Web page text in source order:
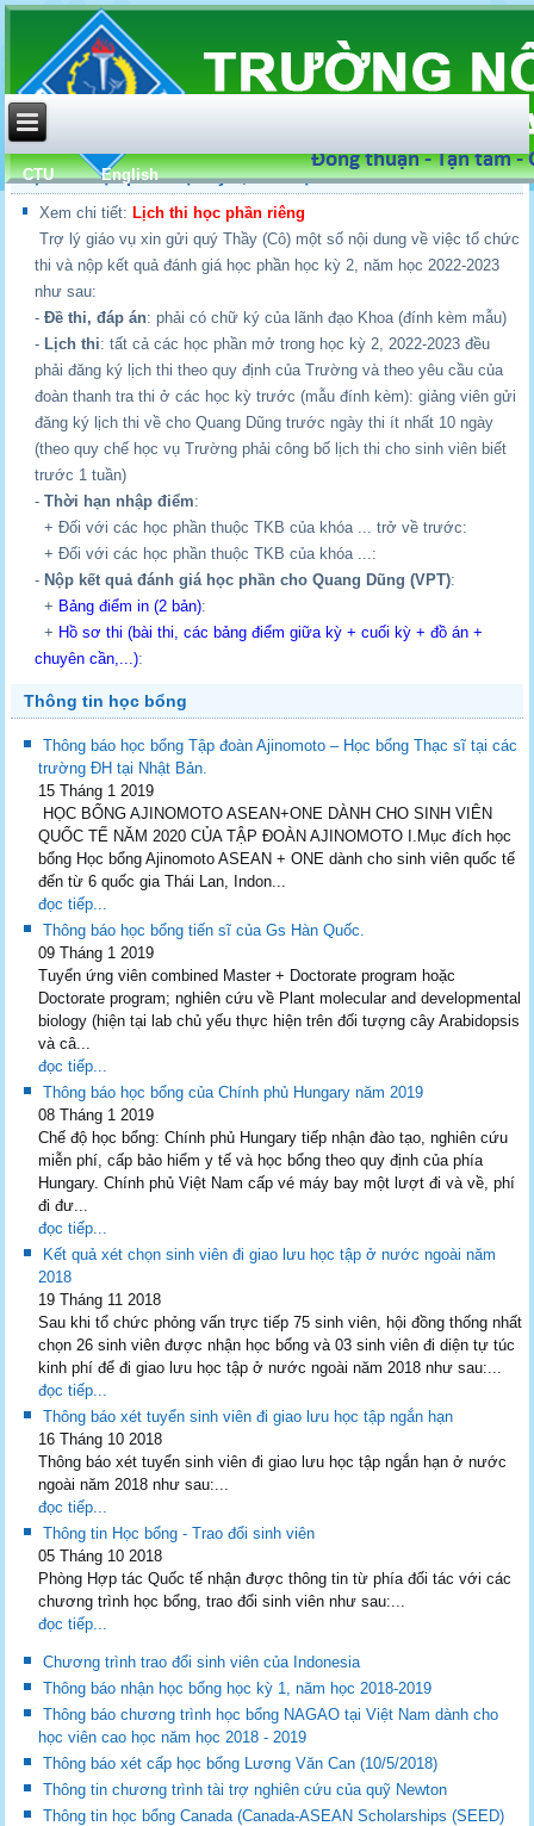
CTU English
Lịch thi học phần học kỳ 2, năm học 2022-2023
Xem chi tiết: Lịch thi học phần riêng
Trợ lý giáo vụ xin gửi quý Thầy (Cô) một số nội dung về việc tổ chức
thi và nộp kết quả đánh giá học phần học kỳ 2, năm học 2022-2023
như sau:
-Đề thi, đáp án: phải có chữ ký của lãnh đạo Khoa (đính kèm mẫu)
- Lịch thi: tất cả các học phần mở trong học kỳ 2, 2022-2023 đều
phải đăng ký lịch thi theo quy định của Trường và theo yêu cầu của
đoàn thanh tra thi ở các học kỳ trước (mẫu đính kèm): giảng viên gửi
đăng ký lịch thi về cho Quang Dũng trước ngày thi ít nhất 10 ngày
(theo quy chế học vụ Trường phải công bố lịch thi cho sinh viên biết
trước 1 tuần)
-Thời hạn nhập điểm:
+ Đối với các học phần thuộc TKB của khóa ... trở về trước:
+ Đối với các học phần thuộc TKB của khóa ...:
- Nộp kết quả đánh giá học phần cho Quang Dũng (VPT):
+ Bảng điểm in (2 bản):
+ Hồ sơ thi (bài thi, các bảng điểm giữa kỳ + cuối kỳ + đồ án +
chuyên cần,...):
Thông tin học bổng
Thông báo học bổng Tập đoàn Ajinomoto – Học bổng Thạc sĩ tại các
trường ĐH tại Nhật Bản.
15 Tháng 1 2019
HỌC BỔNG AJINOMOTO ASEAN+ONE DÀNH CHO SINH VIÊN
QUỐC TẾ NĂM 2020 CỦA TẬP ĐOÀN AJINOMOTO I.Mục đích học
bổng Học bổng Ajinomoto ASEAN + ONE dành cho sinh viên quốc tế
đến từ 6 quốc gia Thái Lan, Indon...
đọc tiếp...
Thông báo học bổng tiến sĩ của Gs Hàn Quốc.
09 Tháng 1 2019
Tuyển ứng viên combined Master + Doctorate program hoặc
Doctorate program; nghiên cứu về Plant molecular and developmental
biology (hiện tại lab chủ yếu thực hiện trên đối tượng cây Arabidopsis
và câ...
đọc tiếp...
Thông báo học bổng của Chính phủ Hungary năm 2019
08 Tháng 1 2019
Chế độ học bổng: Chính phủ Hungary tiếp nhận đào tạo, nghiên cứu
miễn phí, cấp bảo hiểm y tế và học bổng theo quy định của phía
Hungary. Chính phủ Việt Nam cấp vé máy bay một lượt đi và về, phí
đi đư...
đọc tiếp...
Kết quả xét chọn sinh viên đi giao lưu học tập ở nước ngoài năm
2018
19 Tháng 11 2018
Sau khi tổ chức phỏng vấn trực tiếp 75 sinh viên, hội đồng thống nhất
chọn 26 sinh viên được nhận học bổng và 03 sinh viên đi diện tự túc
kinh phí để đi giao lưu học tập ở nước ngoài năm 2018 như sau:...
đọc tiếp...
Thông báo xét tuyển sinh viên đi giao lưu học tập ngắn hạn
16 Tháng 10 2018
Thông báo xét tuyển sinh viên đi giao lưu học tập ngắn hạn ở nước
ngoài năm 2018 như sau:...
đọc tiếp...
Thông tin Học bổng - Trao đổi sinh viên
05 Tháng 10 2018
Phòng Hợp tác Quốc tế nhận được thông tin từ phía đối tác với các
chương trình học bổng, trao đổi sinh viên như sau:...
đọc tiếp...
Chương trình trao đổi sinh viên của Indonesia
Thông báo nhận học bổng học kỳ 1, năm học 2018-2019
Thông báo chương trình học bổng NAGAO tại Việt Nam dành cho
học viên cao học năm học 2018 - 2019
Thông báo xét cấp học bổng Lương Văn Can (10/5/2018)
Thông tin chương trình tài trợ nghiên cứu của quỹ Newton
Thông tin học bổng Canada (Canada-ASEAN Scholarships (SEED)